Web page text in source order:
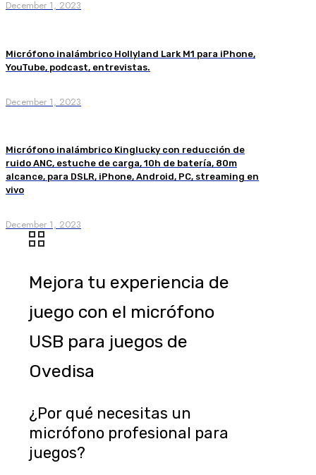
December 1, 2023
Micrófono inalámbrico Hollyland Lark M1 para iPhone,
YouTube, podcast, entrevistas.
December 1, 2023
Micrófono inalámbrico Kinglucky con reducción de
ruido ANC, estuche de carga, 10h de batería, 80m
alcance, para DSLR, iPhone, Android, PC, streaming en
vivo
December 1, 2023
Mejora tu experiencia de
juego con el micrófono
USB para juegos de
Ovedisa
¿Por qué necesitas un
micrófono profesional para
juegos?